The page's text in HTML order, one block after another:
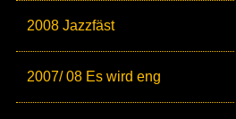
2008 Jazzfäst
2007/ 08 Es wird eng